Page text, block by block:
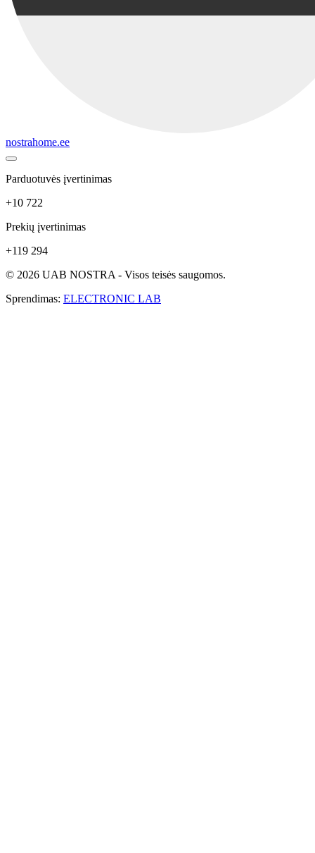
nostrahome.ee
Parduotuvės įvertinimas
+10 722
Prekių įvertinimas
+119 294
© 2026 UAB NOSTRA - Visos teisės saugomos.
Sprendimas: ELECTRONIC LAB